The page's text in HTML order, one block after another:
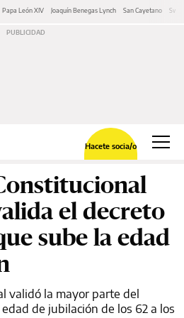
Papa León XIV Joaquín Benegas Lynch San Cayetano
Hacete socia/o
el decreto
sube la edad
validó la mayor parte del
de jubilación de los 62 a los